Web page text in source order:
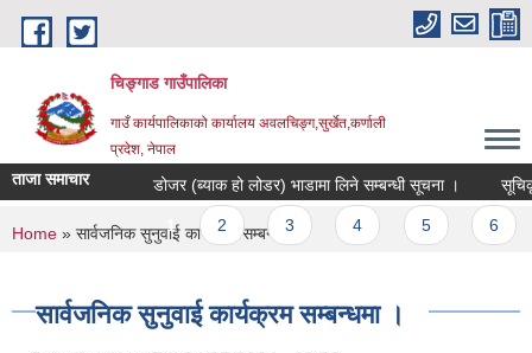
Skip to main content
चिङ्गाड गाउँपालिका
गाउँ कार्यपालिकाको कार्यालय अवलचिङ्ग,सुर्खेत,कर्णाली
प्रदेश, नेपाल
ताजा समाचार डोजर (ब्याक हो लोडर) भाडामा लिने सम्बन्धी सूचना । सूचिकृत
Pages
1 2 3
You are here
Home » सार्वजनिक सुनुवाई कार्यक्रम सम्बन्धमा ।
सार्वजनिक सुनुवाई कार्यक्रम सम्बन्धमा ।